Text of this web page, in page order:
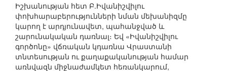
Իշխանության հետ Բ.Իվանիշվիլու
փոխհարաբերությունների նման մեխանիզմը
կարող է արդյունավետ, պահանջված և
շարունակական դառնալ։ Եվ «Իվանիշվիլու
գործոնը» վճռական կդառնա Վրաստանի
տնտեսության ու քաղաքականության համար
առնվազն միջնաժամկետ հեռանկարում,